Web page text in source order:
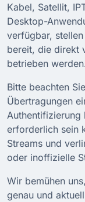
Kabel, Satellit,
Desktop-
verfügbar,
bereit, die direkt
betrieben
Bitte beachten
Übertragungen
Authentifizierung
erforderlich sein
Streams und
oder inoffizielle
Wir bemühen
genau und